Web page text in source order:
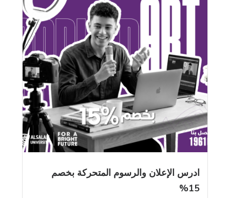
ادرس الإعلان والرسوم المتحركة بخصم
15%